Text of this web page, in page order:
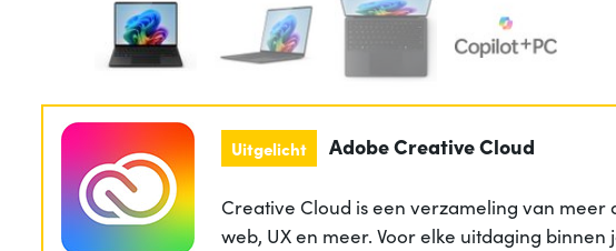
Uitgelicht Adobe Creative Cloud
Creative Cloud is een verzameling van
web, UX en meer. Voor elke uitdaging